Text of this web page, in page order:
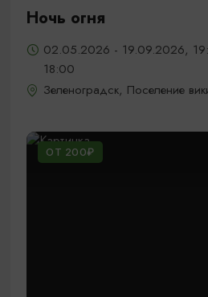
Ночь огня
02.05.2026 - 19.09.2026,
18:00
Зеленоградск, Поселение
ОТ 200₽